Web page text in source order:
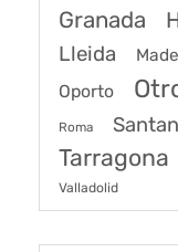
Granada
Lleida
Oporto
Roma
Tarragona
Valladolid